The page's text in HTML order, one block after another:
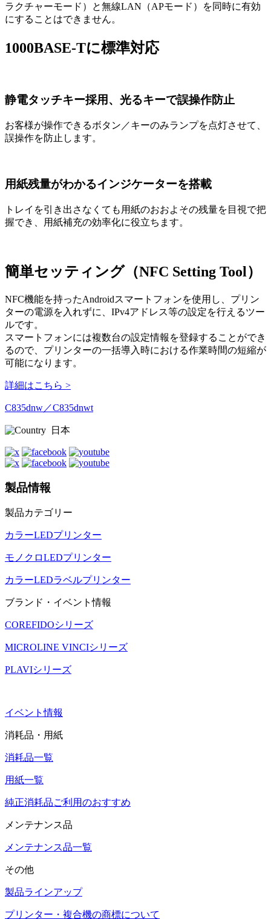
ラクチャーモード）と無線LAN（APモード）を同時に有効
にすることはできません。
1000BASE-Tに標準対応
静電タッチキー採用、光るキーで誤操作防止
お客様が操作できるボタン／キーのみランプを点灯させて、
誤操作を防止します。
用紙残量がわかるインジケーターを搭載
トレイを引き出さなくても用紙のおおよその残量を目視で把
握でき、用紙補充の効率化に役立ちます。
簡単セッティング（NFC Setting Tool）
NFC機能を持ったAndroidスマートフォンを使用し、プリン
ターの電源を入れずに、IPv4アドレス等の設定を行えるツー
ルです。
スマートフォンには複数台の設定情報を登録することができ
るので、プリンターの一括導入時における作業時間の短縮が
可能になります。
詳細はこちら >
C835dnw／C835dnwt
日本
製品情報
製品カテゴリー
カラーLEDプリンター
モノクロLEDプリンター
カラーLEDラベルプリンター
ブランド・イベント情報
COREFIDOシリーズ
MICROLINE VINCIシリーズ
PLAVIシリーズ
イベント情報
消耗品・用紙
消耗品一覧
用紙一覧
純正消耗品ご利用のおすすめ
メンテナンス品
メンテナンス品一覧
その他
製品ラインアップ
プリンター・複合機の商標について